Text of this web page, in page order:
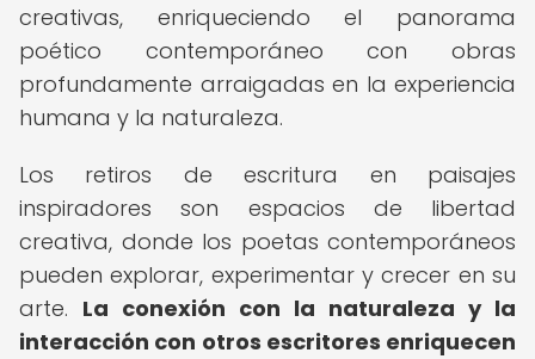
creativas, enriqueciendo el panorama
poético contemporáneo con obras
profundamente arraigadas en la experiencia
humana y la naturaleza.
Los retiros de escritura en paisajes
inspiradores son espacios de libertad
creativa, donde los poetas contemporáneos
pueden explorar, experimentar y crecer en su
arte. La conexión con la naturaleza y la
interacción con otros escritores enriquecen